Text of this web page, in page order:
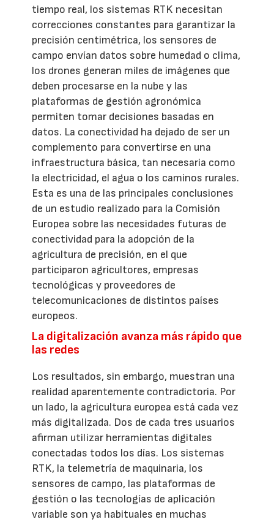
tiempo real, los sistemas RTK necesitan
correcciones constantes para garantizar la
precisión centimétrica, los sensores de
campo envían datos sobre humedad o clima,
los drones generan miles de imágenes que
deben procesarse en la nube y las
plataformas de gestión agronómica
permiten tomar decisiones basadas en
datos. La conectividad ha dejado de ser un
complemento para convertirse en una
infraestructura básica, tan necesaria como
la electricidad, el agua o los caminos rurales.
Esta es una de las principales conclusiones
de un estudio realizado para la Comisión
Europea sobre las necesidades futuras de
conectividad para la adopción de la
agricultura de precisión, en el que
participaron agricultores, empresas
tecnológicas y proveedores de
telecomunicaciones de distintos países
europeos.
La digitalización avanza más rápido que
las redes
Los resultados, sin embargo, muestran una
realidad aparentemente contradictoria. Por
un lado, la agricultura europea está cada vez
más digitalizada. Dos de cada tres usuarios
afirman utilizar herramientas digitales
conectadas todos los días. Los sistemas
RTK, la telemetría de maquinaria, los
sensores de campo, las plataformas de
gestión o las tecnologías de aplicación
variable son ya habituales en muchas